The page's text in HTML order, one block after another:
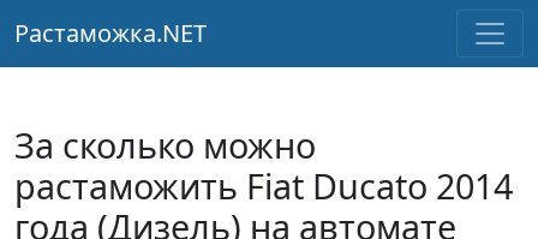
Растаможка.NET
За сколько можно
растаможить Fiat Ducato 2014
года (Дизель) на автомате